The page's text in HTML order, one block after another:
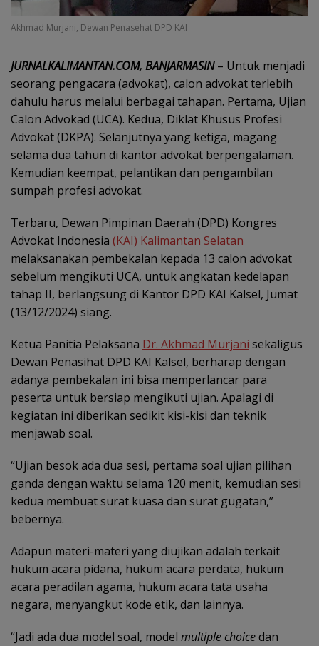
Akhmad Murjani, Dewan Penasehat DPD KAI
JURNALKALIMANTAN.COM, BANJARMASIN – Untuk menjadi
seorang pengacara (advokat), calon advokat terlebih
dahulu harus melalui berbagai tahapan. Pertama, Ujian
Calon Advokad (UCA). Kedua, Diklat Khusus Profesi
Advokat (DKPA). Selanjutnya yang ketiga, magang
selama dua tahun di kantor advokat berpengalaman.
Kemudian keempat, pelantikan dan pengambilan
sumpah profesi advokat.
Terbaru, Dewan Pimpinan Daerah (DPD) Kongres
Advokat Indonesia (KAI) Kalimantan Selatan
melaksanakan pembekalan kepada 13 calon advokat
sebelum mengikuti UCA, untuk angkatan kedelapan
tahap II, berlangsung di Kantor DPD KAI Kalsel, Jumat
(13/12/2024) siang.
Ketua Panitia Pelaksana Dr. Akhmad Murjani sekaligus
Dewan Penasihat DPD KAI Kalsel, berharap dengan
adanya pembekalan ini bisa memperlancar para
peserta untuk bersiap mengikuti ujian. Apalagi di
kegiatan ini diberikan sedikit kisi-kisi dan teknik
menjawab soal.
“Ujian besok ada dua sesi, pertama soal ujian pilihan
ganda dengan waktu selama 120 menit, kemudian sesi
kedua membuat surat kuasa dan surat gugatan,”
bebernya.
Adapun materi-materi yang diujikan adalah terkait
hukum acara pidana, hukum acara perdata, hukum
acara peradilan agama, hukum acara tata usaha
negara, menyangkut kode etik, dan lainnya.
“Jadi ada dua model soal, model multiple choicedan